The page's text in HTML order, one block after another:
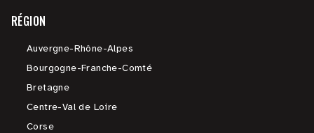
RÉGION
Auvergne-Rhône-Alpes
Bourgogne-Franche-Comté
Bretagne
Centre-Val de Loire
Corse